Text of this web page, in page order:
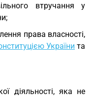
втручання у
права власності,
України та
діяльності, яка не